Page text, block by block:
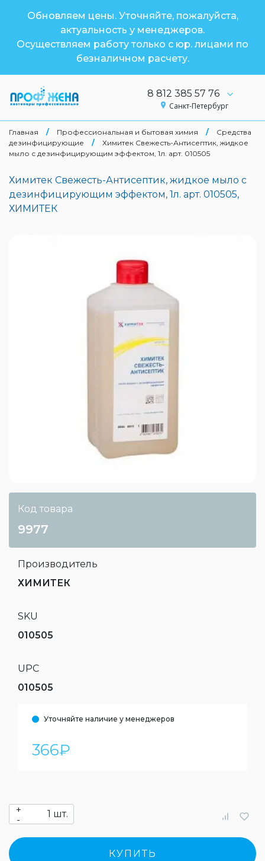
Обновляем цены. Уточняйте, пожалуйста,
актуальность у менеджеров.
Осуществляем работу только с юр. лицами по
безналичном расчету.
8 812 385 57 76
Санкт-Петербург
Главная / Профессиональная и бытовая химия /
Средства
дезинфицирующие
/
Химитек Свежесть-Антисептик, жидкое
мыло с дезинфицирующим эффектом, 1л. арт. 010505
Химитек Свежесть-Антисептик, жидкое мыло с
дезинфицирующим эффектом, 1л. арт. 010505,
ХИМИТЕК
Код товара
9977
Производитель
ХИМИТЕК
SKU
010505
UPC
010505
Уточняйте наличие у менеджеров
366₽
+
-
шт.
КУПИТЬ